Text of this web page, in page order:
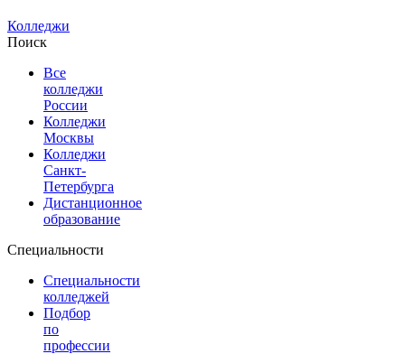
Колледжи
Поиск
Все
колледжи
России
Колледжи
Москвы
Колледжи
Санкт-
Петербурга
Дистанционное
образование
Специальности
Специальности
колледжей
Подбор
по
профессии